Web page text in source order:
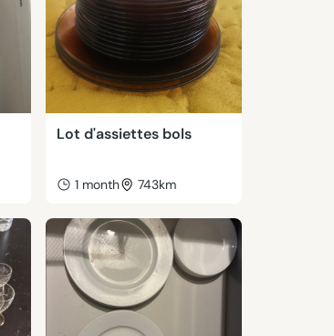
Lot d'assiettes bols
1 month 743km